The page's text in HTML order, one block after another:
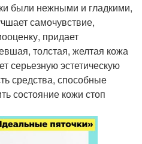
были нежными и гладкими,
самочувствие,
придает
толстая, желтая кожа
серьезную эстетическую
средства, способные
состояние кожи стоп